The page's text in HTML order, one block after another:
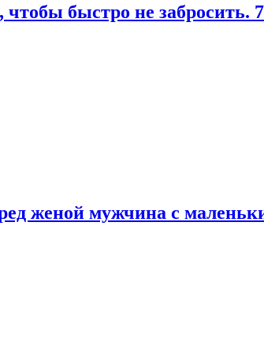
быстро не забросить.
женой мужчина с